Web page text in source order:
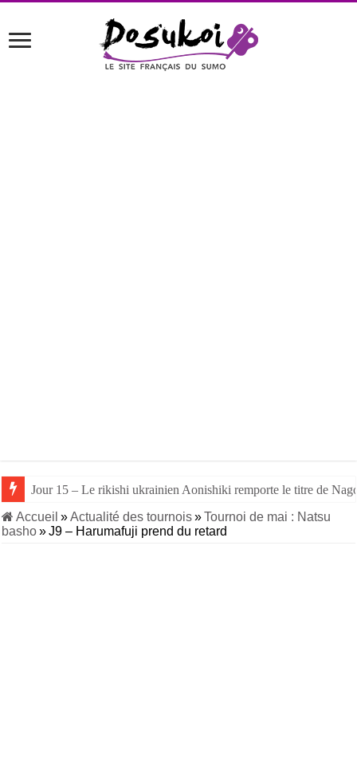
Jour 15 – Le rikishi ukrainien Aonishiki remporte le titre de
Jour 14 – Aonishiki triomphe de Takerufuji et se rapproche du
Accueil »Actualité des tournois»Tournoi de mai : Natsu
basho»J9 – Harumafuji prend du retard